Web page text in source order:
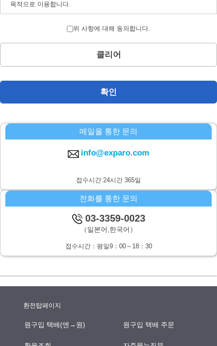
목적으로 이용합니다.
취득한 개인정보는 법률상에서 허가받은 경우를 제하고서,본인의 양해
를 구하지 않은채로 제삼자에 제공하지 않습니다.
계시 대상 개인정보의 계시 및 문의사항 창구에 대하여
본인으로부터의 요청에 의하여,당사가 보유하는 계시대상 개인정보의
주식회사 시스퀘어 개인정보 문의창구
E-MAIL：info@c-square.co.jp
개인정보를 입력하는데에 앞서서 주의사항
되지않을 경우가 있습니다.
쿠키나 web표시등을 통하여,본인이 쉽사리 인식하지 못하는 방법을 통
한 개인정보의 습득은 하지 않습니다.
위 사항에 대해 동의합니다.
클리어
확인
메일을 통한 문의
info@exparo.com
접수시간:24시간 365일
전화를 통한 문의
03-3359-0023
（일본어,한국어）
접수시간：평일9：00～18：30
환전탑페이지
원구입 택배(엔→원) 원구입 택배 주문